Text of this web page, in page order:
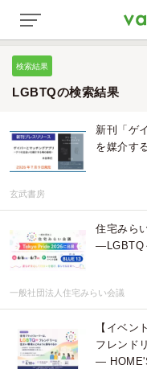
検索結果
LGBTQの検索結果
新刊「ゲ
を媒介す
玄武書房
住宅みら
―LGBTQ
一般社団法人住宅みらい会議
【イベン
フレンド
―